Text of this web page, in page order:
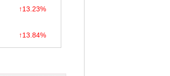
↑13.23%
↑13.84%